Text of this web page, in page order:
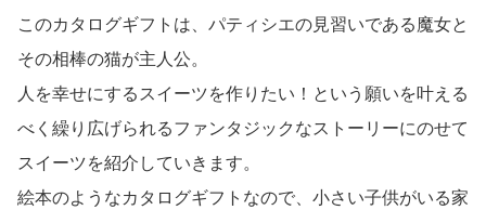
このカタログギフトは、パティシエの見習いである魔女と
その相棒の猫が主人公。
人を幸せにするスイーツを作りたい！という願いを叶える
べく繰り広げられるファンタジックなストーリーにのせて
スイーツを紹介していきます。
絵本のようなカタログギフトなので、小さい子供がいる家